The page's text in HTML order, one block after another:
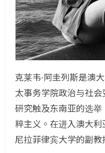
克莱韦·阿圭列斯是澳
太事务学院政治与社
研究触及东南亚的选
粹主义。在进入澳大
尼拉菲律宾大学的副教